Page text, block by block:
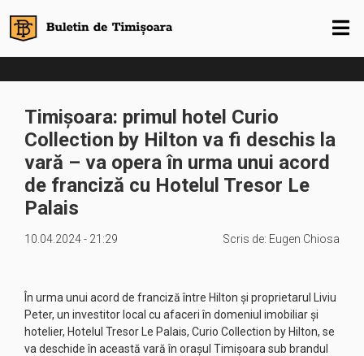
Timișoara: primul hotel Curio
Collection by Hilton va fi deschis la
vară – va opera în urma unui acord
de franciză cu Hotelul Tresor Le
Palais
10.04.2024 - 21:29 Scris de: Eugen Chiosa
În urma unui acord de franciză între Hilton și proprietarul Liviu
Peter, un investitor local cu afaceri în domeniul imobiliar și
hotelier, Hotelul Tresor Le Palais, Curio Collection by Hilton, se
va deschide în această vară în orașul Timișoara sub brandul